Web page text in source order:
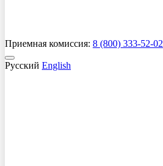
Приемная комиссия: 8 (800) 333-52-02
Русский English